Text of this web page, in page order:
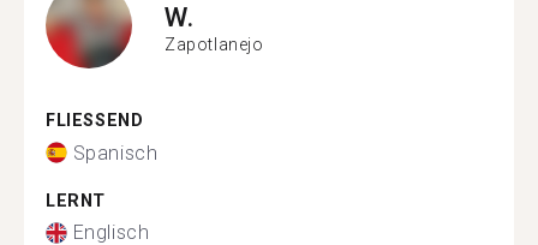
W.
Zapotlanejo
FLIESSEND
Spanisch
LERNT
Englisch